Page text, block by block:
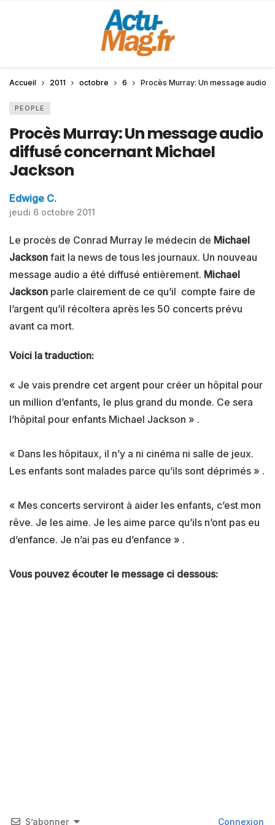
Accueil 2011 octobre 6 Procès Murray: Un message audio
PEOPLE
Procès Murray: Un message audio
diffusé concernant Michael
Jackson
Edwige C.
jeudi 6 octobre 2011
Le procès de Conrad Murray le médecin de Michael
Jackson fait la news de tous les journaux. Un nouveau
message audio a été diffusé entièrement. Michael
Jackson parle clairement de ce qu’il compte faire de
l’argent qu’il récoltera après les 50 concerts prévu
avant ca mort.
Voici la traduction:
« Je vais prendre cet argent pour créer un hôpital pour
un million d’enfants, le plus grand du monde. Ce sera
l’hôpital pour enfants Michael Jackson » .
« Dans les hôpitaux, il n’y a ni cinéma ni salle de jeux.
Les enfants sont malades parce qu’ils sont déprimés » .
« Mes concerts serviront à aider les enfants, c’est mon
rêve. Je les aime. Je les aime parce qu’ils n’ont pas eu
d’enfance. Je n’ai pas eu d’enfance » .
Vous pouvez écouter le message ci dessous:
S’abonner Connexion